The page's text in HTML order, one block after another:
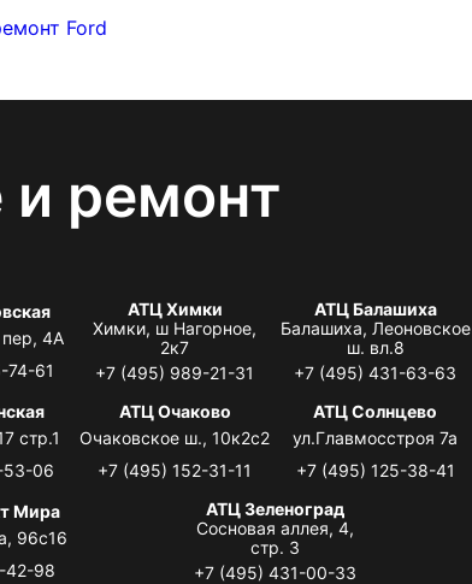
Ford
и ремонт
4А
74-61
АТЦ Химки
Химки, ш Нагорное,
2к7
+7 (495) 989-21-31
АТЦ Балашиха
Балашиха, Леоновское
ш. вл.8
+7 (495) 431-63-63
стр.1
53-06
АТЦ Очаково
Очаковское ш., 10к2с2
+7 (495) 152-31-11
АТЦ Солнцево
ул.Главмосстроя 7а
+7 (495) 125-38-41
Мира
96с16
42-98
АТЦ Зеленоград
Сосновая аллея, 4,
стр. 3
+7 (495) 431-00-33